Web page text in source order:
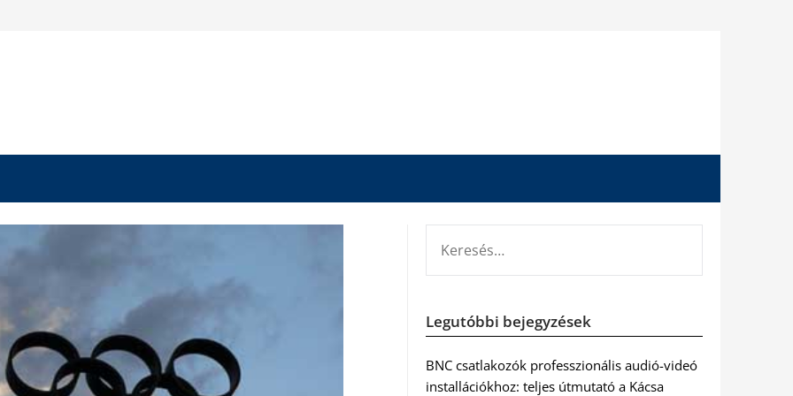
Legutóbbi bejegyzések
BNC csatlakozók professzionális audió-videó
installációkhoz: teljes útmutató a Kácsa